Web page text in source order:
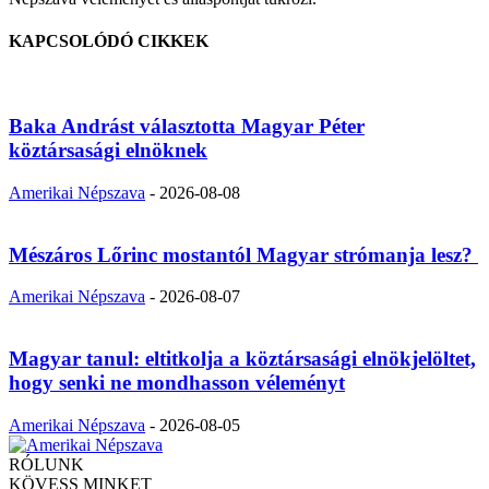
KAPCSOLÓDÓ CIKKEK
Baka Andrást választotta Magyar Péter
köztársasági elnöknek
Amerikai Népszava - 2026-08-08
Mészáros Lőrinc mostantól Magyar strómanja lesz?
Amerikai Népszava - 2026-08-07
Magyar tanul: eltitkolja a köztársasági elnökjelöltet,
hogy senki ne mondhasson véleményt
Amerikai Népszava - 2026-08-05
RÓLUNK
KÖVESS MINKET